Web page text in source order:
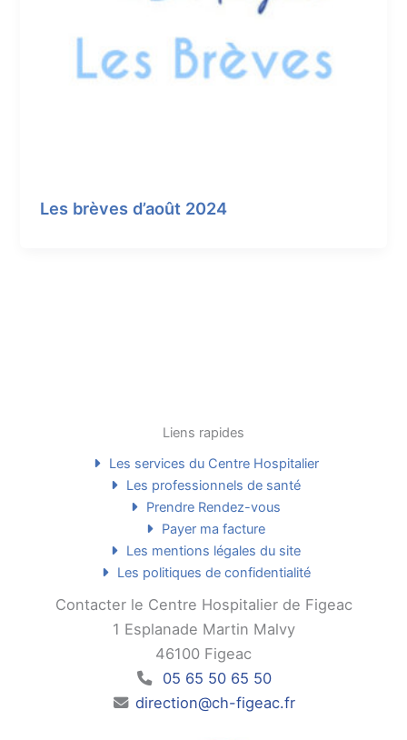
Les brèves d’août 2024
Liens rapides
Les services du Centre Hospitalier
Les professionnels de santé
Prendre Rendez-vous
Payer ma facture
Les mentions légales du site
Les politiques de confidentialité
Contacter le Centre Hospitalier de Figeac
1 Esplanade Martin Malvy
46100 Figeac
05 65 50 65 50
direction@ch-figeac.fr